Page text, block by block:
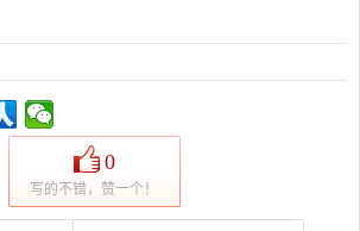
0
写的不错，赞一个！